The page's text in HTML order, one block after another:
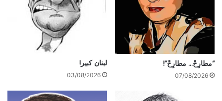
“مطارِحْ… مطارِحْ”!
07/08/2026
لبنان كبير!
03/08/2026